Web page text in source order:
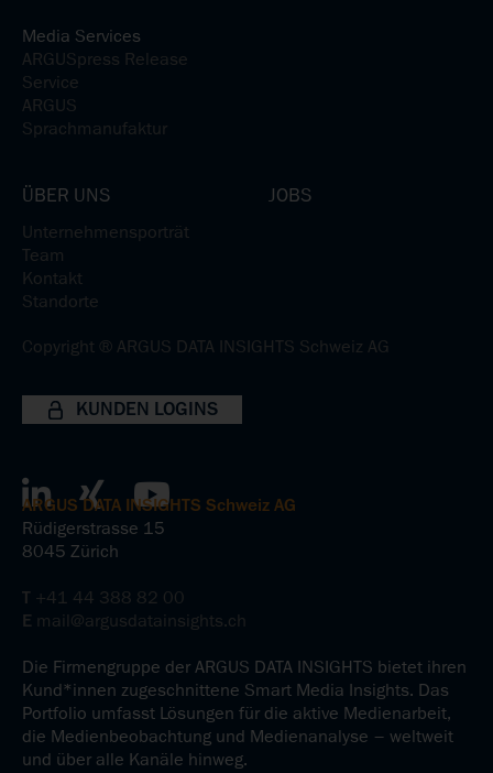
ARGUS DATA INSIGHTS Schweiz AG
Rüdigerstrasse 15
8045 Zürich
T +41 44 388 82 00
E mail@argusdatainsights.ch
Die Firmengruppe der ARGUS DATA INSIGHTS bietet ihren
Kund*innen zugeschnittene Smart Media Insights. Das
Portfolio umfasst Lösungen für die aktive Medienarbeit,
die Medienbeobachtung und Medienanalyse – weltweit
und über alle Kanäle hinweg.
Media Services
ARGUSpress Release
Service
ARGUS
Sprachmanufaktur
ÜBER UNS
Unternehmensporträt
Team
Kontakt
Standorte
JOBS
Copyright ® ARGUS DATA INSIGHTS Schweiz AG
KUNDEN LOGINS